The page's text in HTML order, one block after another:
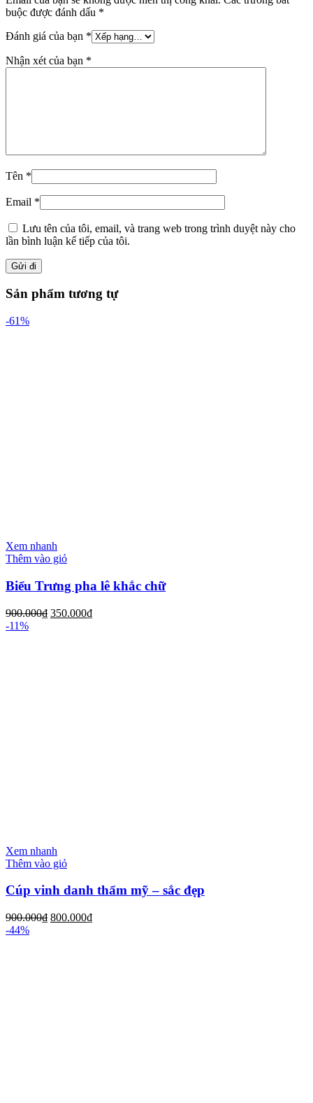
buộc được đánh dấu *
Đánh giá của bạn *
Nhận xét của bạn *
Tên *
Email *
Lưu tên của tôi, email, và trang web trong trình duyệt này cho
lần bình luận kế tiếp của tôi.
Sản phẩm tương tự
-61%
Xem nhanh
Thêm vào giỏ
Biểu Trưng pha lê khắc chữ
900.000₫ 350.000₫
-11%
Xem nhanh
Thêm vào giỏ
Cúp vinh danh thẩm mỹ – sắc đẹp
900.000₫ 800.000₫
-44%